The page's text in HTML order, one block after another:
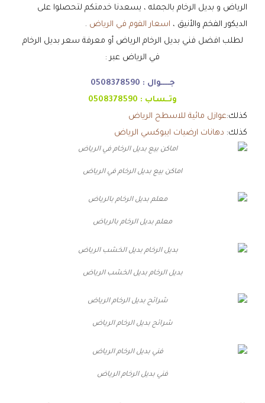
الرياض و بديل الرخام بالجمله ، يسعدنا خدمتكم لتحصلوا على
الديكور الفخم والأنيق ، اسعار الفوم في الرياض .
لطلب افضل فني بديل الرخام الرياض أو معرفة سعر بديل الرخام
في الرياض عبر :
جـــــوال : 0508378590
وتــساب : 0508378590
كذلك:عوازل مائية للاسطح الرياض
كذلك: دهانات ارضيات ايبوكسي الرياض
اماكن بيع بديل الرخام في الرياض
معلم بديل الرخام بالرياض
بديل الرخام بديل الخشب الرياض
شرائح بديل الرخام الرياض
فني بديل الرخام الرياض